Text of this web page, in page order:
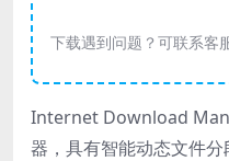
下载遇到问题？可联系客
Internet Download
器，具有智能动态文件